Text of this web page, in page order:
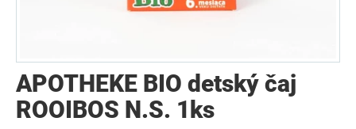
APOTHEKE BIO detský čaj
ROOIBOS N.S. 1ks